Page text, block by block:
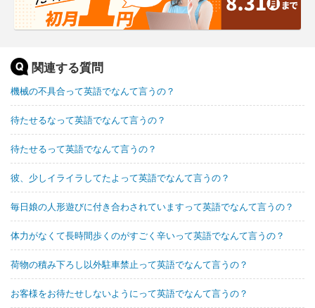
関連する質問
機械の不具合って英語でなんて言うの？
待たせるなって英語でなんて言うの？
待たせるって英語でなんて言うの？
彼、少しイライラしてたよって英語でなんて言うの？
毎日娘の人形遊びに付き合わされていますって英語でなんて言うの？
体力がなくて長時間歩くのがすごく辛いって英語でなんて言うの？
荷物の積み下ろし以外駐車禁止って英語でなんて言うの？
お客様をお待たせしないようにって英語でなんて言うの？